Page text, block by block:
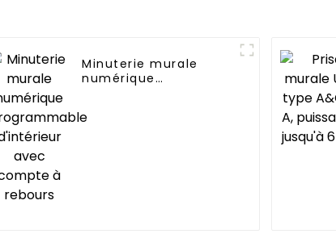
Minuterie murale
numérique
compte à rebours